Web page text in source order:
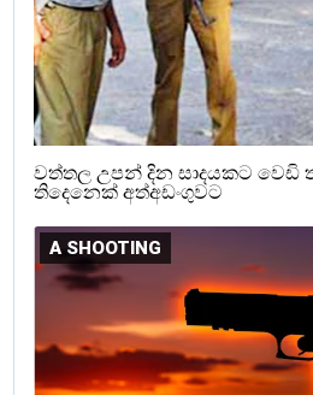
වත්තල උපන් දින සාදයකට වෙඩි
තිදෙනෙක් අත්අඩංගුවට
A SHOOTING